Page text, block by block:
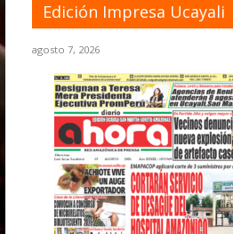
Edición Impresa Ucayali
agosto 7, 2026